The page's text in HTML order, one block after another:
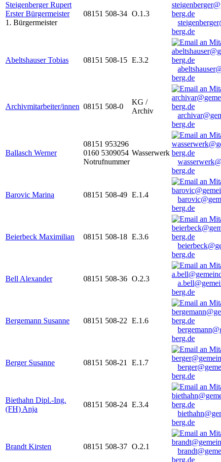
Steigenberger Rupert
Erster Bürgermeister
1. Bürgermeister
08151 508-34 O.1.3
berg.de
Abeltshauser Tobias 08151 508-15 E.3.2
berg.de
Archivmitarbeiter/innen 08151 508-0
KG /
Archiv
berg.de
Ballasch Werner
08151 953296
0160 5309054
Notrufnummer
Wasserwerk
berg.de
Barovic Marina 08151 508-49 E.1.4
berg.de
Beierbeck Maximilian 08151 508-18 E.3.6
berg.de
Bell Alexander 08151 508-36 O.2.3
berg.de
Bergemann Susanne 08151 508-22 E.1.6
berg.de
Berger Susanne 08151 508-21 E.1.7
berg.de
Biethahn Dipl.-Ing.
(FH) Anja
08151 508-24 E.3.4
berg.de
Brandt Kirsten 08151 508-37 O.2.1
berg.de